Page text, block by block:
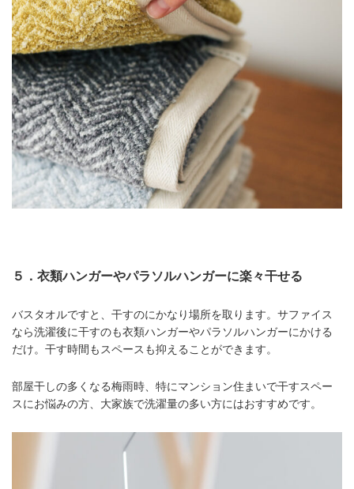
５．衣類ハンガーやパラソルハンガーに楽々干せる
バスタオルですと、干すのにかなり場所を取ります。サファイス
なら洗濯後に干すのも衣類ハンガーやパラソルハンガーにかける
だけ。干す時間もスペースも抑えることができます。
部屋干しの多くなる梅雨時、特にマンション住まいで干すスペー
スにお悩みの方、大家族で洗濯量の多い方にはおすすめです。